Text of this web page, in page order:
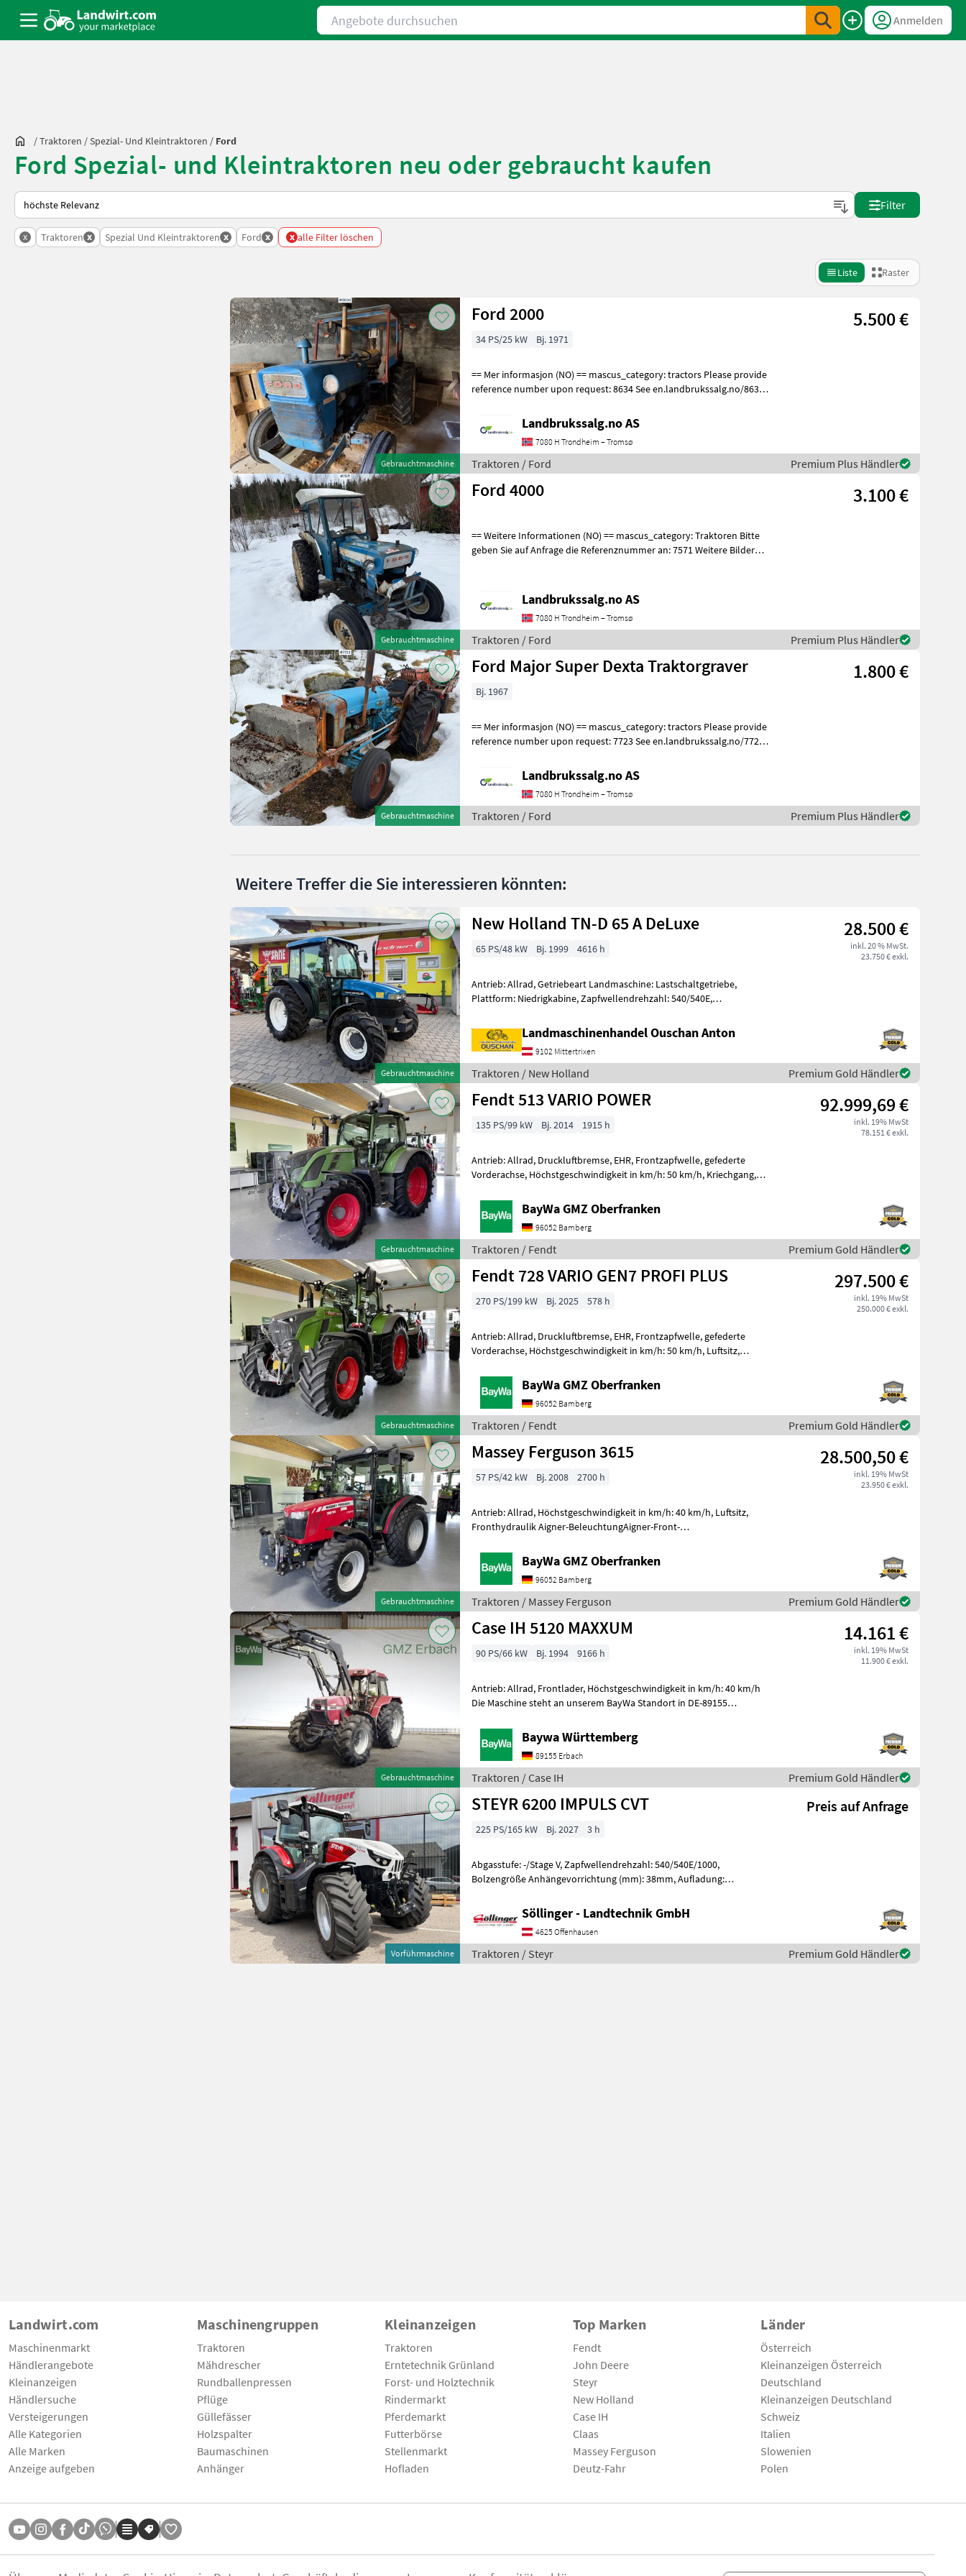
Angebote durchsuchen
Anmelden
/Traktoren /Spezial- Und Kleintraktoren / Ford
Ford Spezial- und Kleintraktoren neu oder gebraucht kaufen
So wird auf Landwirt.com sortiert
Filter
x Traktoren x Spezial Und Kleintraktoren x Ford x x alle Filter löschen
Liste Raster
Gebrauchtmaschine
Ford 2000 5.500 €
34 PS/25 kW Bj. 1971
== Mer informasjon (NO) == mascus_category: tractors Please provide
reference number upon request: 8634 See en.landbrukssalg.no/8634
Landbrukssalg.no AS
7080 H Trondheim – Tromsø
Traktoren / Ford Premium Plus Händler
Gebrauchtmaschine
Ford 4000 3.100 €
== Weitere Informationen (NO) == mascus_category: Traktoren Bitte
geben Sie auf Anfrage die Referenznummer an: 7571 Weitere Bilder
Landbrukssalg.no AS
7080 H Trondheim – Tromsø
Traktoren / Ford Premium Plus Händler
Gebrauchtmaschine
Ford Major Super Dexta Traktorgraver 1.800 €
Bj. 1967
== Mer informasjon (NO) == mascus_category: tractors Please provide
reference number upon request: 7723 See en.landbrukssalg.no/7723
Landbrukssalg.no AS
7080 H Trondheim – Tromsø
Traktoren / Ford Premium Plus Händler
Weitere Treffer die Sie interessieren könnten:
Gebrauchtmaschine
New Holland TN-D 65 A DeLuxe 28.500 €
inkl. 20 % MwSt.
23.750 € exkl.
65 PS/48 kW Bj. 1999 4616 h
Antrieb: Allrad, Getriebeart Landmaschine: Lastschaltgetriebe,
Plattform: Niedrigkabine, Zapfwellendrehzahl: 540/540E,
Landmaschinenhandel Ouschan Anton
9102 Mittertrixen
Traktoren / New Holland Premium Gold Händler
Gebrauchtmaschine
Fendt 513 VARIO POWER 92.999,69 €
inkl. 19% MwSt
78.151 € exkl.
135 PS/99 kW Bj. 2014 1915 h
Antrieb: Allrad, Druckluftbremse, EHR, Frontzapfwelle, gefederte
Vorderachse, Höchstgeschwindigkeit in km/h: 50 km/h, Kriechgang,
BayWa GMZ Oberfranken
96052 Bamberg
Traktoren / Fendt Premium Gold Händler
Gebrauchtmaschine
Fendt 728 VARIO GEN7 PROFI PLUS 297.500 €
inkl. 19% MwSt
250.000 € exkl.
270 PS/199 kW Bj. 2025 578 h
Antrieb: Allrad, Druckluftbremse, EHR, Frontzapfwelle, gefederte
Vorderachse, Höchstgeschwindigkeit in km/h: 50 km/h, Luftsitz,
BayWa GMZ Oberfranken
96052 Bamberg
Traktoren / Fendt Premium Gold Händler
Gebrauchtmaschine
Massey Ferguson 3615 28.500,50 €
inkl. 19% MwSt
23.950 € exkl.
57 PS/42 kW Bj. 2008 2700 h
Antrieb: Allrad, Höchstgeschwindigkeit in km/h: 40 km/h, Luftsitz,
Fronthydraulik Aigner-BeleuchtungAigner-Front­
BayWa GMZ Oberfranken
96052 Bamberg
Traktoren / Massey Ferguson Premium Gold Händler
Gebrauchtmaschine
Case IH 5120 MAXXUM 14.161 €
inkl. 19% MwSt
11.900 € exkl.
90 PS/66 kW Bj. 1994 9166 h
Antrieb: Allrad, Frontlader, Höchstgeschwindigkeit in km/h: 40 km/h
Die Maschine steht an unserem BayWa Standort in DE-89155
Baywa Württemberg
89155 Erbach
Traktoren / Case IH Premium Gold Händler
Vorführmaschine
STEYR 6200 IMPULS CVT Preis auf Anfrage
225 PS/165 kW Bj. 2027 3 h
Abgasstufe: -/Stage V, Zapfwellendrehzahl: 540/540E/1000,
Bolzengröße Anhängevorrichtung (mm): 38mm, Aufladung:
Söllinger - Landtechnik GmbH
4625 Offenhausen
Traktoren / Steyr Premium Gold Händler
Landwirt.com
Maschinenmarkt
Händlerangebote
Kleinanzeigen
Händlersuche
Versteigerungen
Alle Kategorien
Alle Marken
Anzeige aufgeben
Maschinengruppen
Traktoren
Mähdrescher
Rundballenpressen
Pflüge
Güllefässer
Holzspalter
Baumaschinen
Anhänger
Kleinanzeigen
Traktoren
Erntetechnik Grünland
Forst- und Holztechnik
Rindermarkt
Pferdemarkt
Futterbörse
Stellenmarkt
Hofladen
Top Marken
Fendt
John Deere
Steyr
New Holland
Case IH
Claas
Massey Ferguson
Deutz-Fahr
Länder
Österreich
Kleinanzeigen Österreich
Deutschland
Kleinanzeigen Deutschland
Schweiz
Italien
Slowenien
Polen